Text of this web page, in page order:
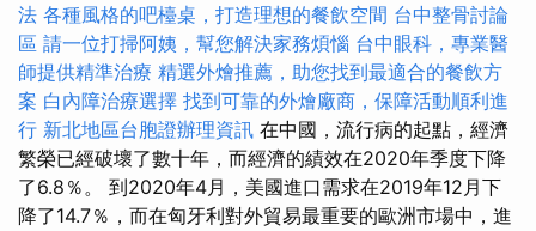
法 各種風格的吧檯桌，打造理想的餐飲空間 台中整骨討論
區 請一位打掃阿姨，幫您解決家務煩惱 台中眼科，專業醫
師提供精準治療 精選外燴推薦，助您找到最適合的餐飲方
案 白內障治療選擇 找到可靠的外燴廠商，保障活動順利進
行 新北地區台胞證辦理資訊 在中國，流行病的起點，經濟
繁榮已經破壞了數十年，而經濟的績效在2020年季度下降
了6.8％。 到2020年4月，美國進口需求在2019年12月下
降了14.7％，而在匈牙利對外貿易最重要的歐洲市場中，進